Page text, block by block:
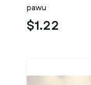
pawu
$1.22